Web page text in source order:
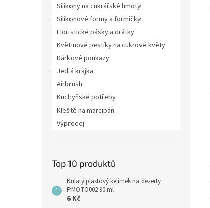
Silikony na cukrářské hmoty
Silikonové formy a formičky
Floristické pásky a drátky
Květinové pestíky na cukrové květy
Dárkové poukazy
Jedlá krajka
Airbrush
Kuchyňské potřeby
Kleště na marcipán
Výprodej
Top 10 produktů
Kulatý plastový kelímek na dezerty
PMOTO002 90 ml
6 Kč